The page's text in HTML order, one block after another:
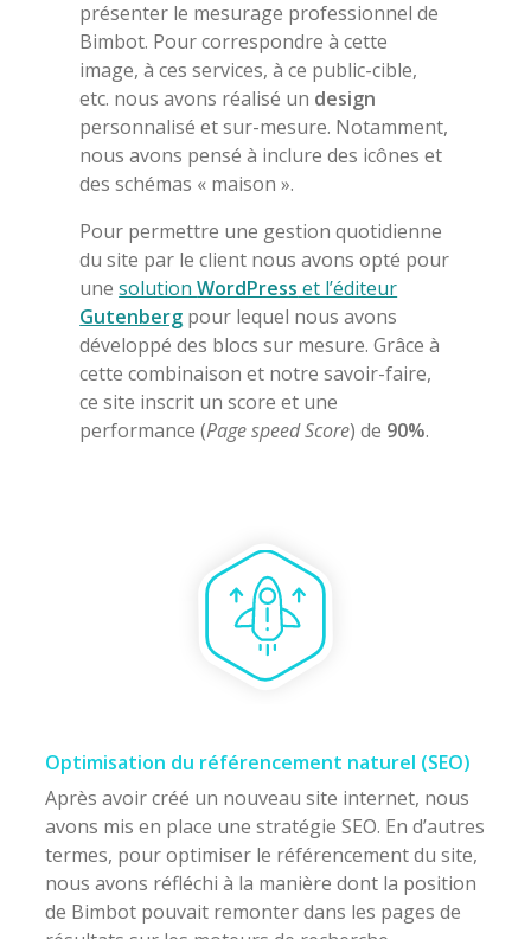
présenter le mesurage professionnel de
Bimbot. Pour correspondre à cette
image, à ces services, à ce public-cible,
etc. nous avons réalisé un design
personnalisé et sur-mesure. Notamment,
nous avons pensé à inclure des icônes et
des schémas « maison ».
Pour permettre une gestion quotidienne
du site par le client nous avons opté pour
unesolutionWordPress et l’éditeur
Gutenberg pour lequel nous avons
développé des blocs sur mesure. Grâce à
cette combinaison et notre savoir-faire,
ce site inscrit un score et une
performance (Page speed Score) de 90%.
Optimisation du référencement naturel (SEO)
Après avoir créé un nouveau site internet, nous
avons mis en place une stratégie SEO. En d’autres
termes, pour optimiser le référencement du site,
nous avons réfléchi à la manière dont la position
de Bimbot pouvait remonter dans les pages de